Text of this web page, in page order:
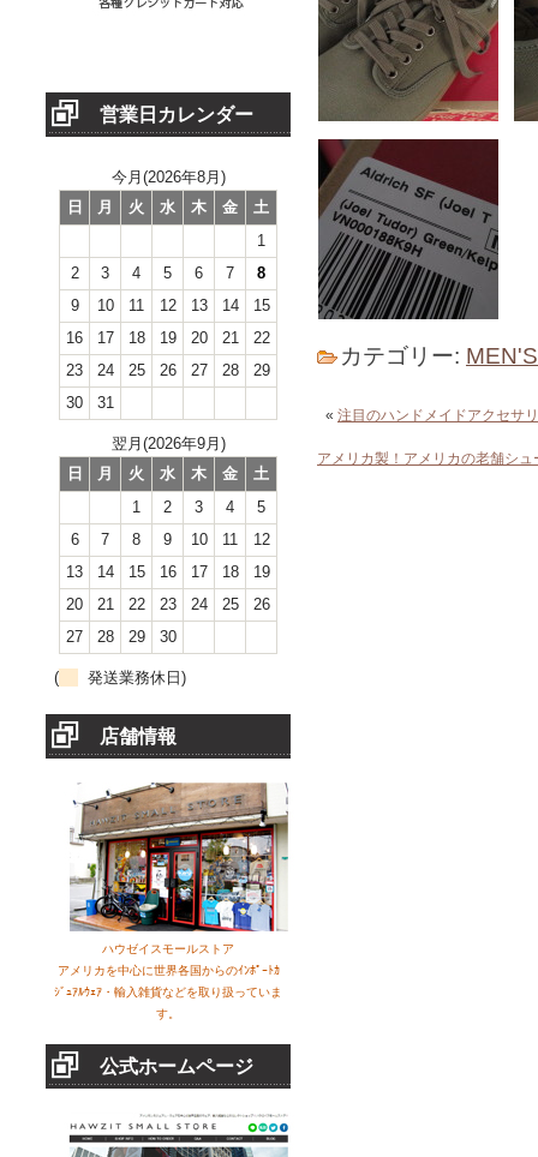
営業日カレンダー
今月(2026年8月)
日
月 火 水 木 金
土
1
2
3 4 5 6 7
8
9
10 11 12 13 14
15
16
17 18 19 20 21
22
23
24 25 26 27 28
29
30
31
翌月(2026年9月)
日
月 火 水 木 金
土
1
2 3 4
5
6
7 8 9 10 11
12
13
14 15 16 17 18
19
20
21 22 23 24 25
26
27
28 29 30
( 発送業務休日)
店舗情報
ハウゼイスモールストア
アメリカを中心に世界各国からのｲﾝﾎﾟｰﾄｶ
ｼﾞｭｱﾙｳｪｱ・輸入雑貨などを取り扱っていま
す。
公式ホームページ
カテゴリー:
« 注目のハンドメイドアクセサ
アメリカ製！アメリカの老舗シ